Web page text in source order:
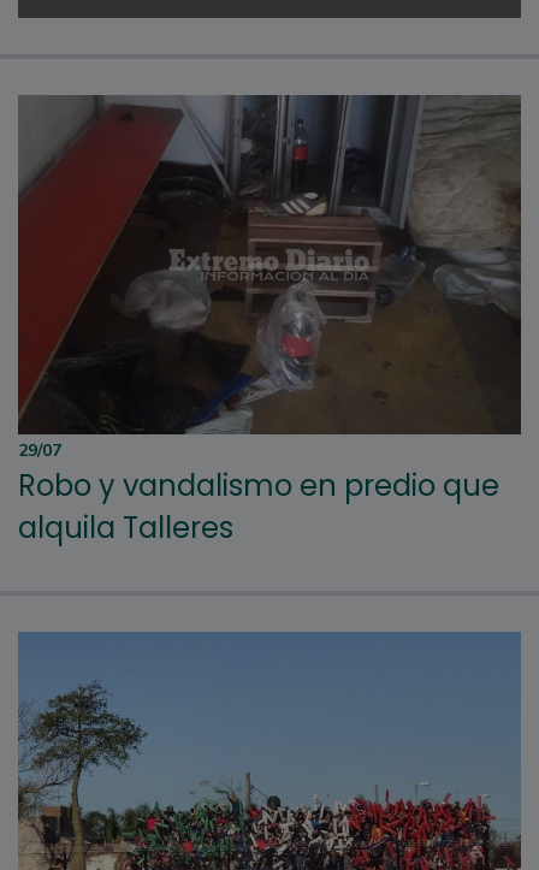
29/07
Robo y vandalismo en predio que
alquila Talleres